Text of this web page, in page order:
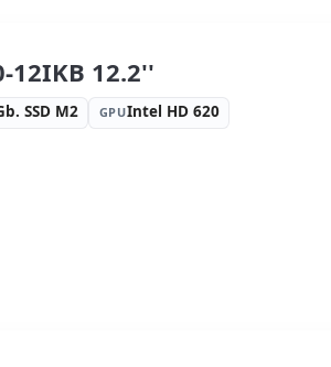
Outros: hR embalagens
12IKB 12.2''
SSD M2 GPUIntel HD 620